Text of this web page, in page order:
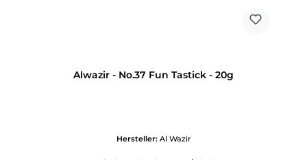
Alwazir - No.37 Fun Tastick - 20g
Hersteller: Al Wazir